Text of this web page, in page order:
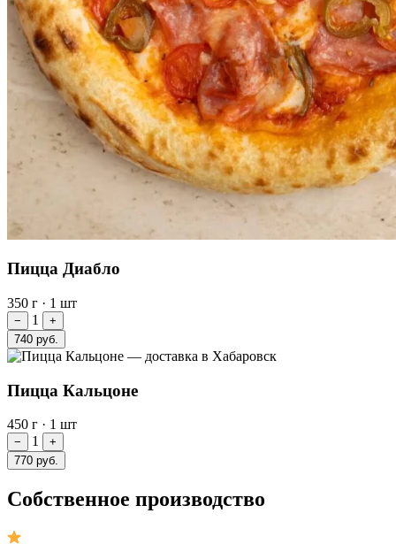
Пицца Диабло
350 г · 1 шт
− 1
+
740 руб.
Пицца Кальцоне
450 г · 1 шт
− 1
+
770 руб.
Собственное производство